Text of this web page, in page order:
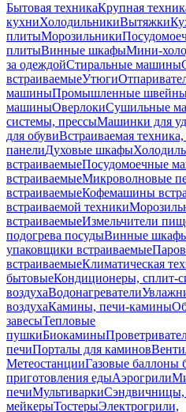
Бытовая техникаКрупная
кухниХолодильникиВытяжки
плитыМорозильники
плитыВинные шкафыМини-
за одеждойСтиральные машины
встраиваемыеУтюги
машиныПромышленные
машиныОверлокиСушильные
системы, прессыМашинки для
для обувиВстраиваемая
панелиДуховые шкафы
встраиваемыеПосудомоечные
встраиваемыеМикроволновые
встраиваемыеКофемашины
встраиваемой техники
встраиваемыеИзмельчители
подогрева посудыВинные
упаковщики встраиваемые
встраиваемыеКлиматическая
бытовыеКондиционеры, сплит-
воздухаВодонагреватели
воздухаКамины, печи-камины
завесыТепловые
пушкиБиокамины
печиПорталы для каминов
МетеостанцииГазовые баллоны
приготовления едыАэрогрили
печиМультиваркиСэндвичницы,
мейкерыТостерыЭлектрогрили,